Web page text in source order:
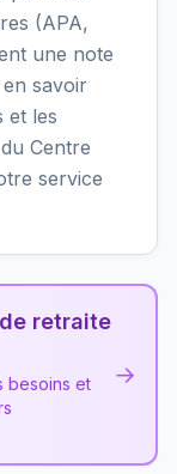
(APA,
une note
savoir
et les
Centre
service
retraite
besoins et
→